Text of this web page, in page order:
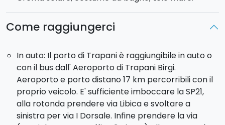
Alle ore 13:00 farete una sosta di circa 1 ora a
per gustare il "
per poi raggiungere l'isola diLevanzoper un'altra
rinfrescante sosta bagno ai faraglioni. Raggiungerete
infineCala Fredda e Cala Minnula.
Il rientro previsto al porto di Trapani è alle ore 18:00
circa.
Come raggiungerci
In auto: Il porto di Trapani è raggiungibile in auto o
con il bus dall' Aeroporto di Trapani Birgi.
Aeroporto e porto distano 17 km percorribili con il
proprio veicolo. E' sufficiente imboccare la SP21,
alla rotonda prendere via Libica e svoltare a
sinistra per via I Dorsale. Infine prendere la via